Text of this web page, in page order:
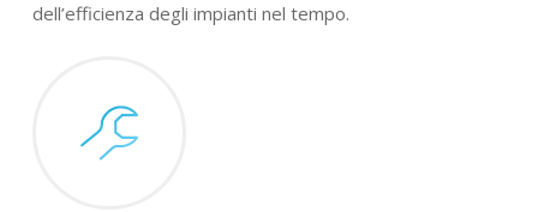
dell’efficienza degli impianti nel tempo.